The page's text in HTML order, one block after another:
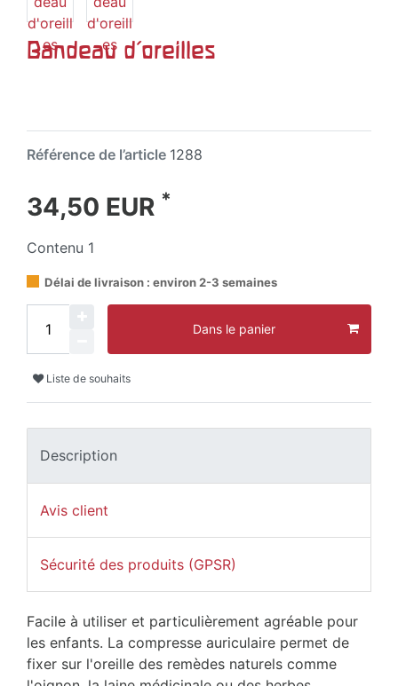
Bandeau d'oreilles
Référence de l’article 1288
34,50 EUR *
Contenu 1
Délai de livraison : environ 2-3 semaines
Dans le panier
Liste de souhaits
Description
Avis client
Sécurité des produits (GPSR)
Facile à utiliser et particulièrement agréable pour
les enfants. La compresse auriculaire permet de
fixer sur l'oreille des remèdes naturels comme